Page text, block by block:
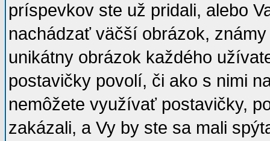
príspevkov ste už pridali, alebo
nachádzať väčší obrázok,
unikátny obrázok každého
postavičky povolí, či ako s nimi
nemôžete využívať postavičky,
zakázali, a Vy by ste sa mali